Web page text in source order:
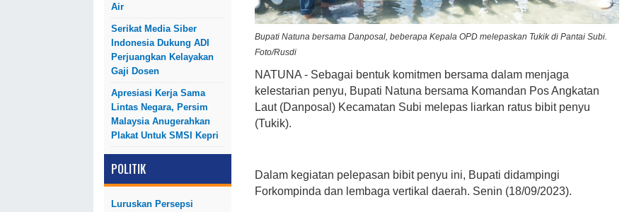
Air
Serikat Media Siber
Indonesia Dukung ADI
Perjuangkan Kelayakan
Gaji Dosen
Apresiasi Kerja Sama
Lintas Negara, Persim
Malaysia Anugerahkan
Plakat Untuk SMSI Kepri
POLITIK
Luruskan Persepsi
Bupati Natuna bersama Danposal, beberapa Kepala OPD melepaskan Tukik di Pantai Subi.
Foto/Rusdi
NATUNA - Sebagai bentuk komitmen bersama dalam menjaga
kelestarian penyu, Bupati Natuna bersama Komandan Pos Angkatan
Laut (Danposal) Kecamatan Subi melepas liarkan ratus bibit penyu
(Tukik).
Dalam kegiatan pelepasan bibit penyu ini, Bupati didampingi
Forkompinda dan lembaga vertikal daerah. Senin (18/09/2023).